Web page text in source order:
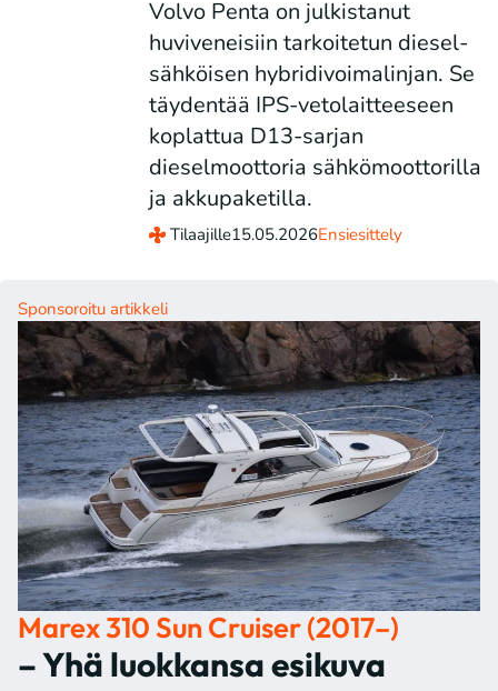
Volvo Penta on julkistanut
huviveneisiin tarkoitetun diesel-
sähköisen hybridivoimalinjan. Se
täydentää IPS-vetolaitteeseen
koplattua D13-sarjan
dieselmoottoria sähkömoottorilla
ja akkupaketilla.
Tilaajille15.05.2026Ensiesittely
Sponsoroitu artikkeli
Marex 310 Sun Cruiser (2017–)
– Yhä luokkansa esikuva